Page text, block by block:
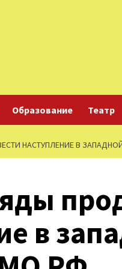
Образование Театр
НАСТУПЛЕНИЕ В
в